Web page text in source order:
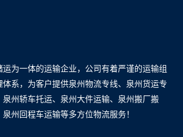
为一体的运输企业，公司有着严谨的运输组
系，为客户提供泉州物流专线、泉州货运专
州轿车托运、泉州大件运输、泉州搬厂搬
州回程车运输等多方位物流服务！